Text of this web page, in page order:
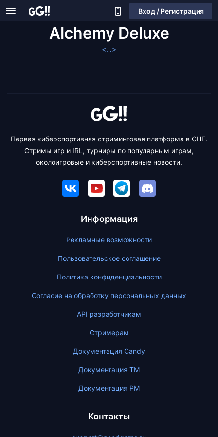
Вход / Регистрация
Alchemy Deluxe
<...>
Первая киберспортивная стриминговая платформа в СНГ.
Стримы игр и IRL, турниры по популярным играм,
околоигровые и киберспортивные новости.
Информация
Рекламные возможности
Пользовательское соглашение
Политика конфиденциальности
Согласие на обработку персональных данных
API разработчикам
Стримерам
Документация Candy
Документация ТМ
Документация PM
Контакты